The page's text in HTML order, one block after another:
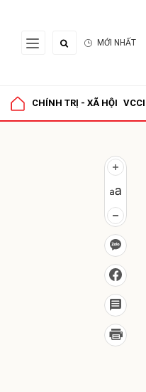
MỚI NHẤT
CHÍNH TRỊ - XÃ HỘI VCCI